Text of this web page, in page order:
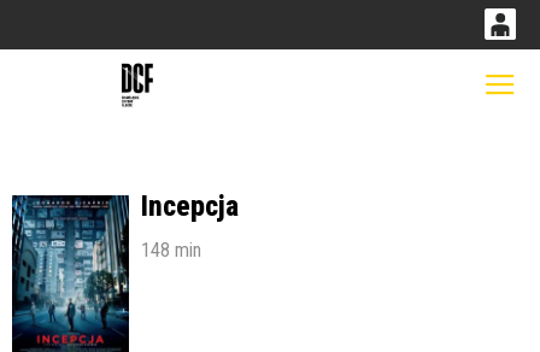
14 53 Incepcja
148 min